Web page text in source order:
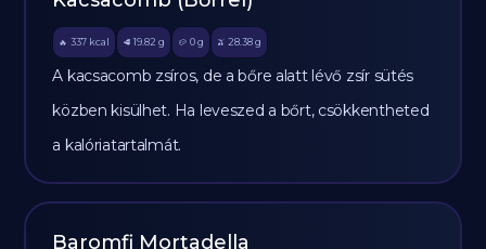
🔥 337 kcal 🥩 19.82 g 🥔 0g 🫒 28.38 g
A kacsacomb zsíros, de a bőre alatt lévő zsír sütés
közben kisülhet. Ha leveszed a bőrt, csökkentheted
a kalóriatartalmát.
Baromfi Mortadella